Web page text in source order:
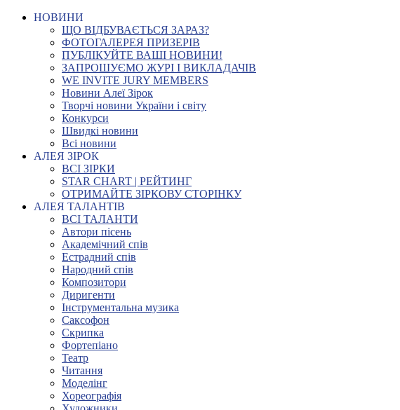
НОВИНИ
ЩО ВІДБУВАЄТЬСЯ ЗАРАЗ?
ФОТОГАЛЕРЕЯ ПРИЗЕРІВ
ПУБЛІКУЙТЕ ВАШІ НОВИНИ!
ЗАПРОШУЄМО ЖУРІ І ВИКЛАДАЧІВ
WE INVITE JURY MEMBERS
Новини Алеї Зірок
Творчі новини України і світу
Конкурси
Швидкі новини
Всі новини
АЛЕЯ ЗІРОК
ВСІ ЗІРКИ
STAR CHART | РЕЙТИНГ
ОТРИМАЙТЕ ЗІРКОВУ СТОРІНКУ
АЛЕЯ ТАЛАНТІВ
ВСІ ТАЛАНТИ
Автори пісень
Академічний спів
Естрадний спів
Народний спів
Композитори
Диригенти
Інструментальна музика
Саксофон
Скрипка
Фортепіано
Театр
Читання
Моделінг
Хореографія